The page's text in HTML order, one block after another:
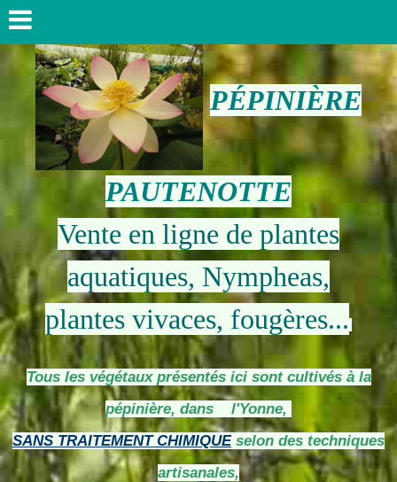
PÉPINIÈRE
PAUTENOTTE
Vente en ligne de plantes
aquatiques, Nympheas,
plantes vivaces, fougères...
Tous les végétaux présentés ici sont cultivés à la
pépinière, dans l'Yonne,
SANS TRAITEMENT CHIMIQUE selon des techniques
artisanales,